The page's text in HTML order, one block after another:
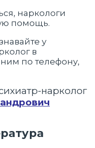
наркологи
помощь.
у
в
по телефону,
нарколог